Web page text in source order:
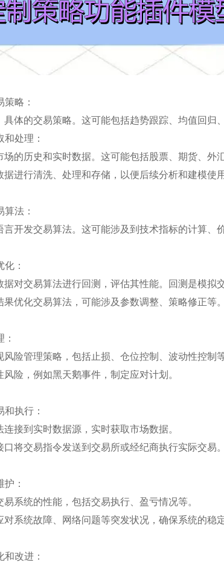
策略：
具体的交易策略。这可能包括趋势跟踪、均值回归
和处理：
场的历史和实时数据。这可能包括股票、期货、外
据进行清洗、处理和存储，以便后续分析和建模使用
算法：
言开发交易算法。这可能涉及到技术指标的计算、
化：
据对交易算法进行回测，评估其性能。回测是模拟
果优化交易算法，可能涉及参数调整、策略修正等。
风险管理策略，包括止损、仓位控制、波动性控制
风险，例如黑天鹅事件，制定应对计划。
和执行：
连接到实时数据源，实时获取市场数据。
口将交易指令发送到交易所或经纪商执行实际交易。
护：
易系统的性能，包括交易执行、盈亏情况等。
对系统故障、网络问题等突发状况，确保系统的稳
和改进：